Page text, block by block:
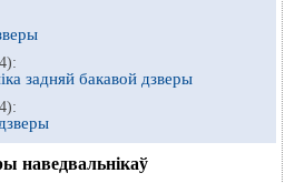
задняй бакавой дзверы
наведвальнікаў